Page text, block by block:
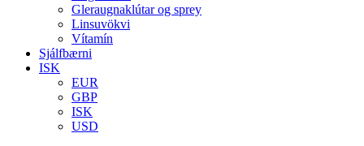
Gleraugnaklútar og sprey
Linsuvökvi
Vítamín
Sjálfbærni
ISK
EUR
GBP
ISK
USD